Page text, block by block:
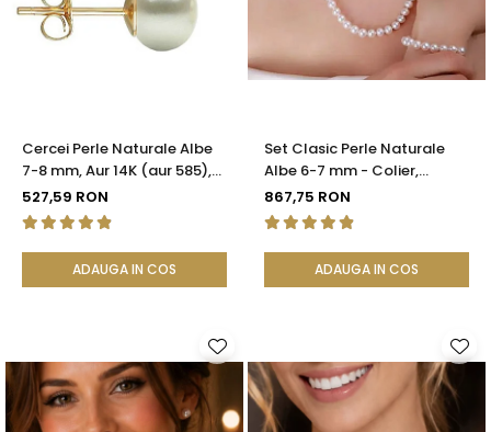
Seturi Perle cu Argint
Brățări cu Perle
Cercei Perle Naturale Albe
7-8 mm, Aur 14K (aur 585),
Calitatea AAA | KASKADDA®
527,59 RON
ADAUGA IN COS
Set Clasic Perle Naturale
Albe 6-7 mm - Colier,
Brățară și Cercei, Argint 925
| KASKADDA®
867,75 RON
ADAUGA IN COS